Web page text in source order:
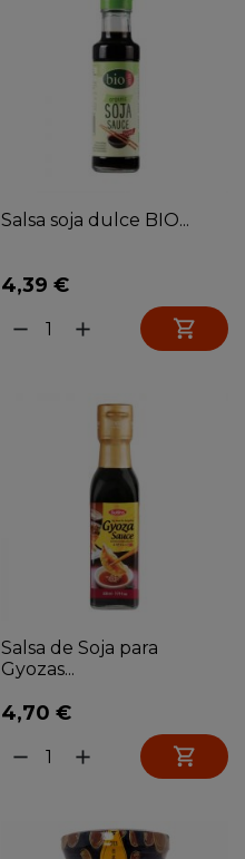
Salsa soja dulce BIO...
4,39 €
remove add 
Salsa de Soja para
Gyozas...
4,70 €
remove add 